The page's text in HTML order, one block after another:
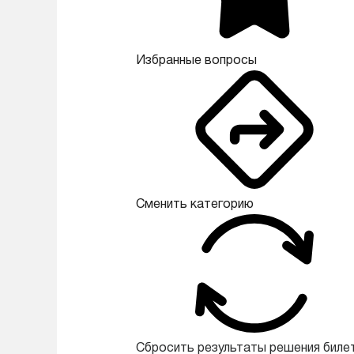
Избранные вопросы
Сменить категорию
Сбросить результаты решения